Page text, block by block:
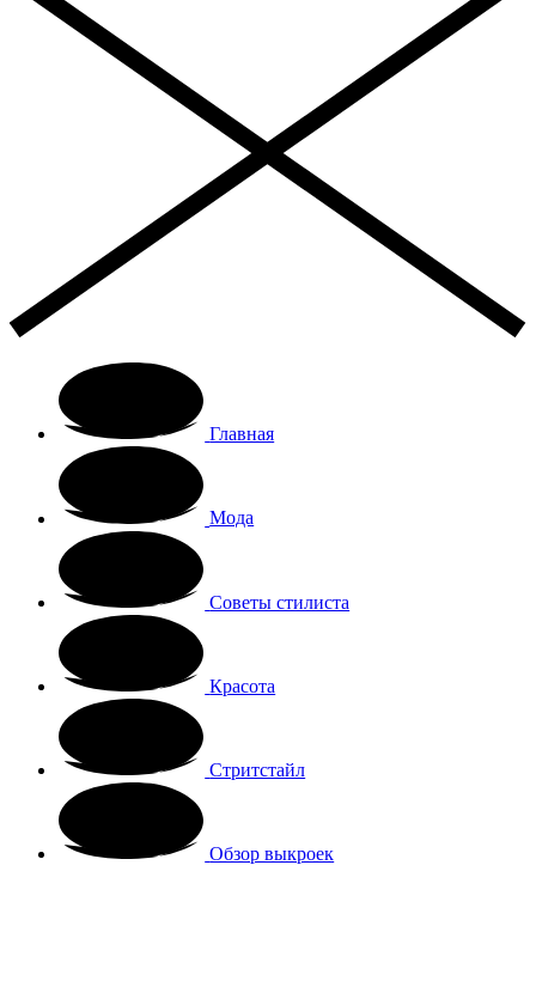
Главная
Мода
Советы стилиста
Красота
Стритстайл
Обзор выкроек